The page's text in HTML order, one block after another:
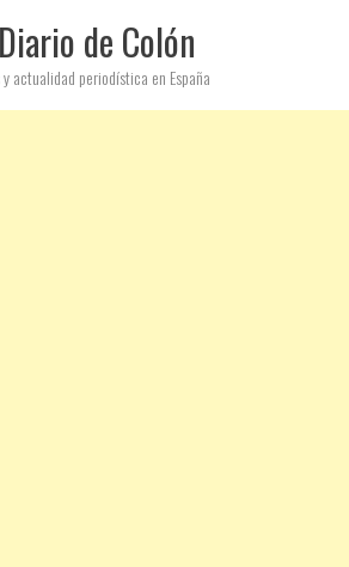
de Colón
actualidad periodística en España